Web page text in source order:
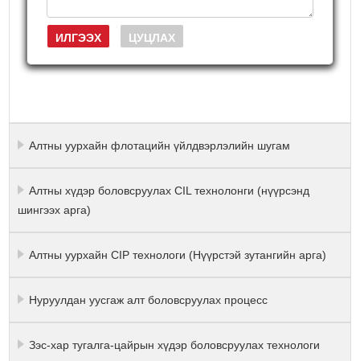
Алтны уурхайн флотацийн үйлдвэрлэлийн шугам
Алтны хүдэр боловсруулах CIL технолонги (нүүрсэнд
шингээх арга)
Алтны уурхайн CIP технологи (Нүүрстэй зутангийн арга)
Нуруулдан уусгаж алт боловсруулах процесс
Зэс-хар тугалга-цайрын хүдэр боловсруулах технологи